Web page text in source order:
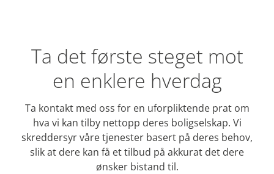
Ta det første steget mot
en enklere hverdag
Ta kontakt med oss for en uforpliktende prat om
hva vi kan tilby nettopp deres boligselskap. Vi
skreddersyr våre tjenester basert på deres behov,
slik at dere kan få et tilbud på akkurat det dere
ønsker bistand til.